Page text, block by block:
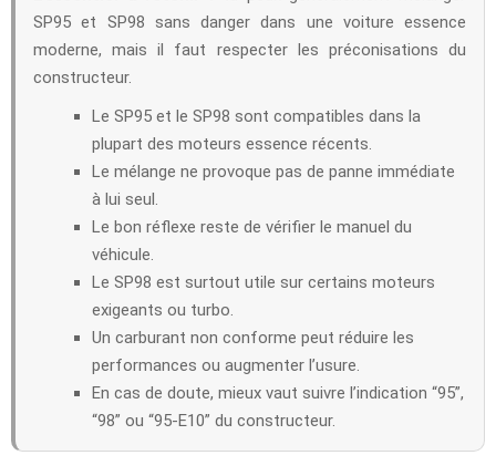
SP95 et SP98 sans danger dans une voiture essence
moderne, mais il faut respecter les préconisations du
constructeur.
Le SP95 et le SP98 sont compatibles dans la
plupart des moteurs essence récents.
Le mélange ne provoque pas de panne immédiate
à lui seul.
Le bon réflexe reste de vérifier le manuel du
véhicule.
Le SP98 est surtout utile sur certains moteurs
exigeants ou turbo.
Un carburant non conforme peut réduire les
performances ou augmenter l’usure.
En cas de doute, mieux vaut suivre l’indication “95”,
“98” ou “95-E10” du constructeur.